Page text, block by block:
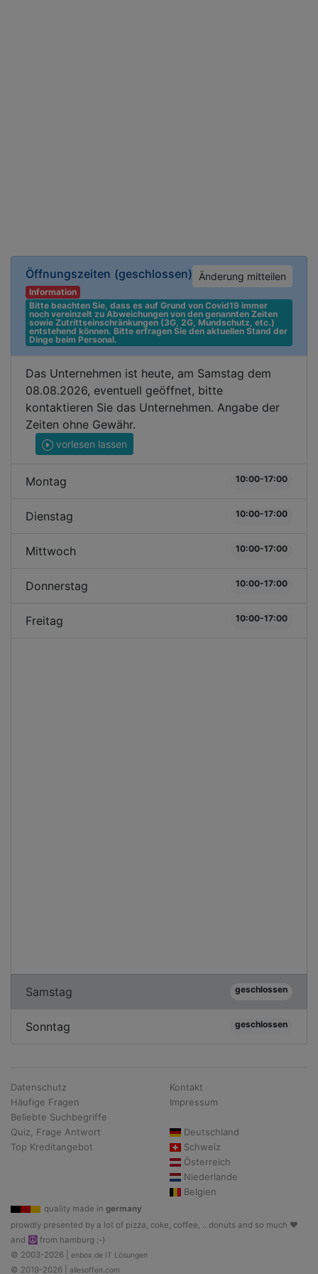
Öffnungszeiten (geschlossen) Änderung mitteilen
Information
Bitte beachten Sie, dass es auf Grund von Covid19 immer
noch vereinzelt zu Abweichungen von den genannten Zeiten
sowie Zutrittseinschränkungen (3G, 2G, Mundschutz, etc.)
entstehend können. Bitte erfragen Sie den aktuellen Stand der
Dinge beim Personal.
Das Unternehmen ist heute, am Samstag dem
08.08.2026, eventuell geöffnet, bitte
kontaktieren Sie das Unternehmen. Angabe der
Zeiten ohne Gewähr.
vorlesen lassen
Montag 10:00-17:00
Dienstag 10:00-17:00
Mittwoch 10:00-17:00
Donnerstag 10:00-17:00
Freitag 10:00-17:00
Samstag geschlossen
Sonntag geschlossen
Datenschutz
Häufige Fragen
Beliebte Suchbegriffe
Quiz, Frage Antwort
Top Kreditangebot
Kontakt
Impressum
Deutschland
Schweiz
Österreich
Niederlande
Belgien
quality made in germany
prowdly presented by a lot of pizza, coke, coffee, .. donuts and so much ♥
and ☮ from hamburg ;-)
© 2003-2026 | enbox.de IT Lösungen
© 2019-2026 | allesoffen.com